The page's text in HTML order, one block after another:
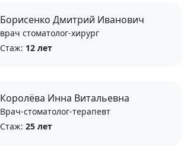
Борисенко Дмитрий Иванович
врач стоматолог-хирург
Стаж: 12 лет
Королёва Инна Витальевна
Врач-стоматолог-терапевт
Стаж: 25 лет